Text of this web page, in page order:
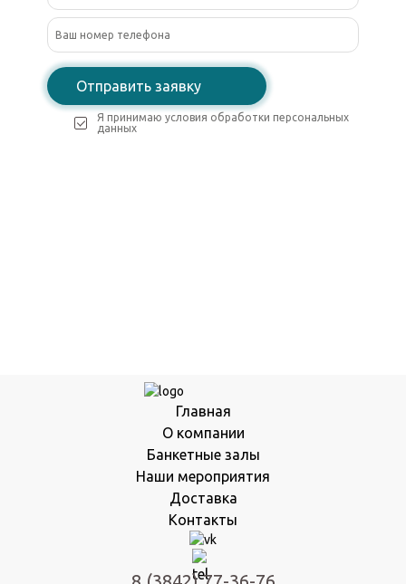
Отправить заявку
Я принимаю условия обработки персональных
данных
Главная
О компании
Банкетные залы
Наши мероприятия
Доставка
Контакты